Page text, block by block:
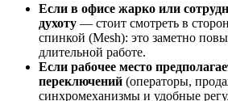
Если в офисе жарко или
духоту — стоит смотреть в
спинкой (Mesh): это заметно
длительной работе.
Если рабочее место
переключений (операторы,
синхромеханизмы и удобные